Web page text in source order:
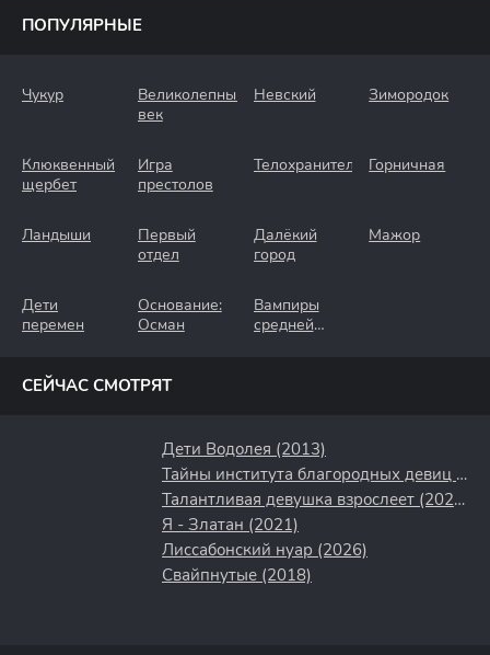
ПОПУЛЯРНЫЕ
Чукур
Великолепный
век
Невский Зимородок
Клюквенный
щербет
Игра
престолов
Телохранители Горничная
Ландыши
Первый
отдел
Далёкий
город
Мажор
Дети
перемен
Основание:
Осман
Вампиры
средней
СЕЙЧАС СМОТРЯТ
Дети Водолея (2013)
Тайны института благородных девиц (2013)
Талантливая девушка взрослеет (2024)
Я - Златан (2021)
Лиссабонский нуар (2026)
Свайпнутые (2018)